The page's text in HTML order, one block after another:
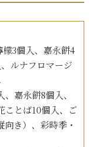
3個入、嘉永餅4
ルナフロマージ
嘉永餅8個入、
ことば10個入、ご
き）、彩時季・